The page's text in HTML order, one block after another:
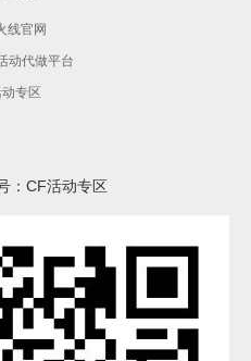
线官网
动代做平台
专区
：CF活动专区